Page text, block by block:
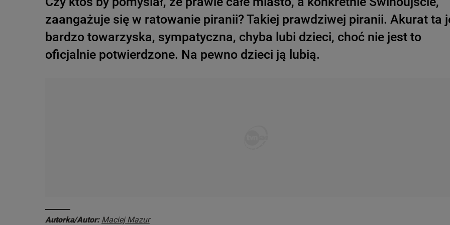
zaangażuje się w ratowanie piranii? Takiej prawdziwej piranii. Akurat ta
bardzo towarzyska, sympatyczna, chyba lubi dzieci, choć nie jest to
oficjalnie potwierdzone. Na pewno dzieci ją lubią.
Autorka/Autor: Maciej Mazur